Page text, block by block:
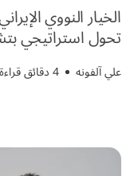
الخيار النووي
تحول استراتيجي
علي آلفونه 4 دقائق قراءة